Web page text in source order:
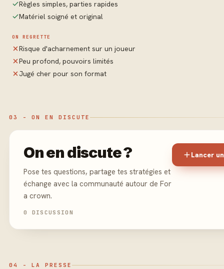
Règles simples, parties rapides
Matériel soigné et original
ON REGRETTE
Risque d'acharnement sur un joueur
Peu profond, pouvoirs limités
Jugé cher pour son format
03 - ON EN DISCUTE
On en discute ?
Pose tes questions, partage tes stratégies et
échange avec la communauté autour de For
a crown.
0 DISCUSSION
Lancer
04 - LA PRESSE